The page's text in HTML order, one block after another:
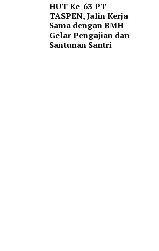
HUT Ke-63 PT
TASPEN, Jalin Kerja
Sama dengan BMH
Gelar Pengajian dan
Santunan Santri